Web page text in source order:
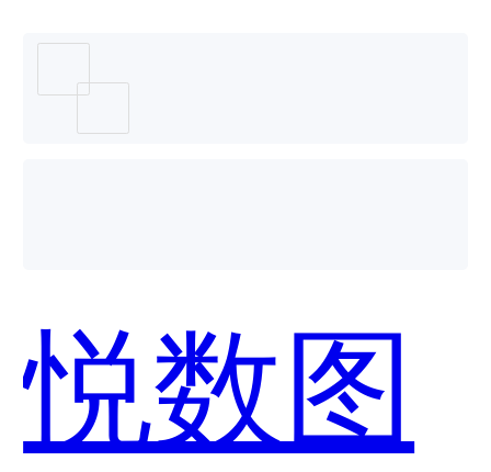
管理平
台哪个
悦数图